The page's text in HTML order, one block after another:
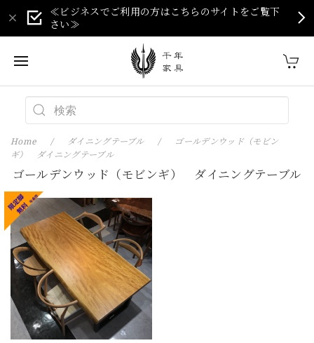
≪ビジネスでご利用の方はこちらのサイトをご覧下
さい≫
Home ダイニングテーブル
ゴールデンウッド（モビン
ギ） ダイニングテーブル
ゴールデンウッド（モビンギ） ダイニングテーブル